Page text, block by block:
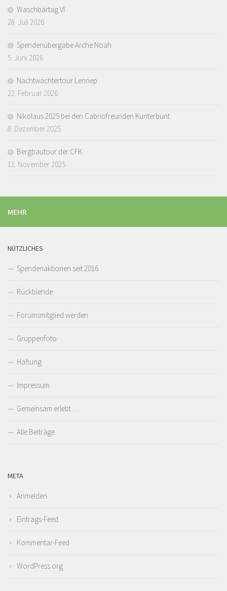
Waschbärtag VI
28. Juli 2026
Spendenübergabe Arche Noah
5. Juni 2026
Nachtwächtertour Lennep
22. Februar 2026
Nikolaus 2025 bei den Cabriofreunden Kunterbunt
8. Dezember 2025
Bergbautour der CFK
11. November 2025
MEHR
NÜTZLICHES
Spendenaktionen seit 2016
Rückblende
Forumsmitglied werden
Gruppenfoto
Haftung
Impressum
Gemeinsam erlebt …
Alle Beiträge
META
Anmelden
Eintrags-Feed
Kommentar-Feed
WordPress.org